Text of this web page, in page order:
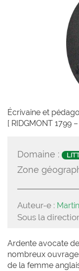
Écrivaine et
[ RIDGMONT 1799
Domaine :
Zone
Auteur-e :
Sous la
Ardente avocate
nombreux
de la femme